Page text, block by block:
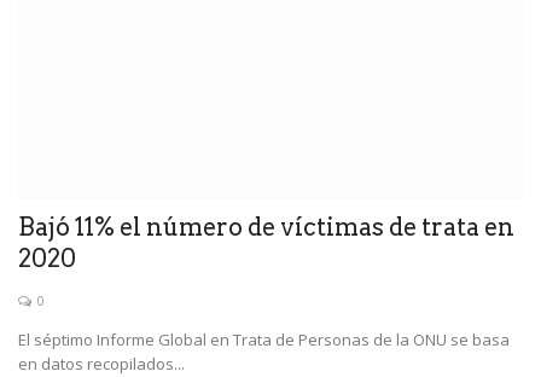
Bajó 11% el número de víctimas de trata en
2020
0
El séptimo Informe Global en Trata de Personas de la ONU se basa
en datos recopilados...